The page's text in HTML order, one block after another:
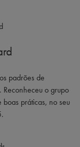
padrões de
Reconheceu o grupo
práticas, no seu